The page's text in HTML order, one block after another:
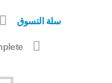
سلة التسوق